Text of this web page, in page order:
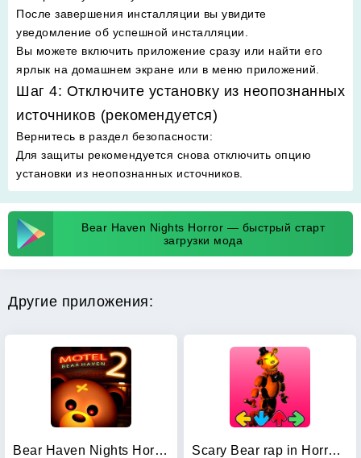
После завершения инсталляции вы увидите
уведомление об успешной инсталляции.
Вы можете включить приложение сразу или найти его
ярлык на домашнем экране или в меню приложений.
Шаг 4: Отключите установку из неопознанных
источников (рекомендуется)
Вернитесь в раздел безопасности:
Для защиты рекомендуется снова отключить опцию
установки из неопознанных источников.
Bear Haven Nights Horror — быстрый старт
загрузки мода
Другие приложения:
Bear Haven Nights Horror 2 Scary Bear rap in Horror music